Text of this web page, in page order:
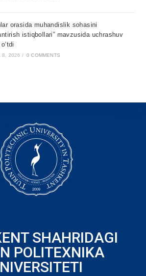
orasida muhandislik sohasini
istiqbollari” mavzusida uchrashuv
8, 2026 / 0 COMMENTS
SHAHRIDAGI
POLITEXNIKA